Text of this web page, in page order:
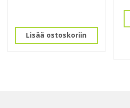
Lisää ostoskoriin